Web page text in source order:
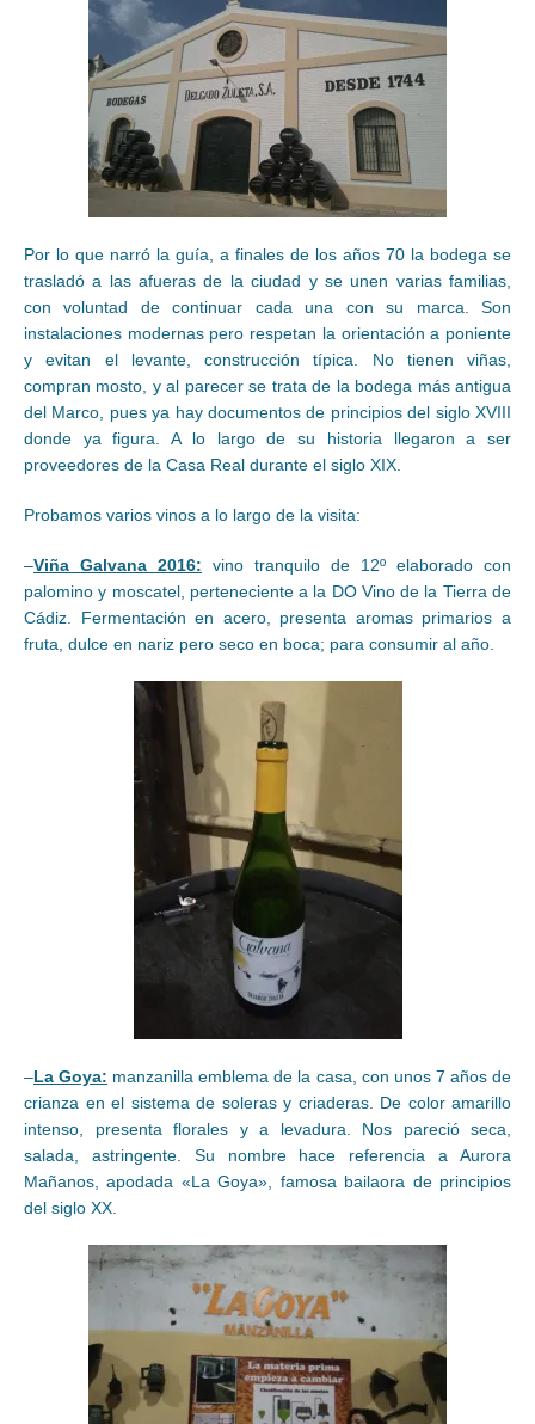
Por lo que narró la guía, a finales de los años 70 la bodega se
trasladó a las afueras de la ciudad y se unen varias familias,
con voluntad de continuar cada una con su marca. Son
instalaciones modernas pero respetan la orientación a poniente
y evitan el levante, construcción típica. No tienen viñas,
compran mosto, y al parecer se trata de la bodega más antigua
del Marco, pues ya hay documentos de principios del siglo XVIII
donde ya figura. A lo largo de su historia llegaron a ser
proveedores de la Casa Real durante el siglo XIX.
Probamos varios vinos a lo largo de la visita:
–Viña Galvana 2016: vino tranquilo de 12º elaborado con
palomino y moscatel, perteneciente a la DO Vino de la Tierra de
Cádiz. Fermentación en acero, presenta aromas primarios a
fruta, dulce en nariz pero seco en boca; para consumir al año.
–La Goya: manzanilla emblema de la casa, con unos 7 años de
crianza en el sistema de soleras y criaderas. De color amarillo
intenso, presenta florales y a levadura. Nos pareció seca,
salada, astringente. Su nombre hace referencia a Aurora
Mañanos, apodada «La Goya», famosa bailaora de principios
del siglo XX.